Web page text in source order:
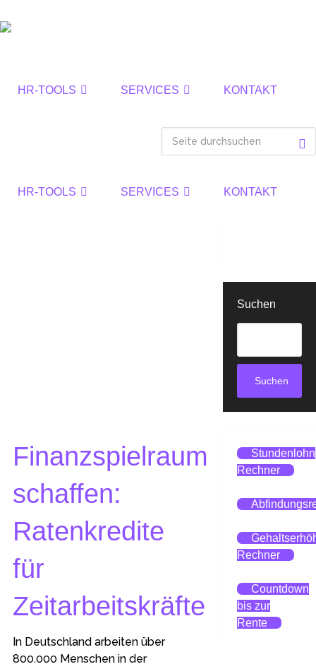
HR-TOOLS SERVICES KONTAKT
HR-TOOLS SERVICES KONTAKT
Finanzspielraum
schaffen:
Ratenkredite
für
Zeitarbeitskräfte
In Deutschland arbeiten über
800.000 Menschen in der
Suchen
Suchen
Stundenlohn
Rechner
Rechner
Countdown
bis zur
Rente